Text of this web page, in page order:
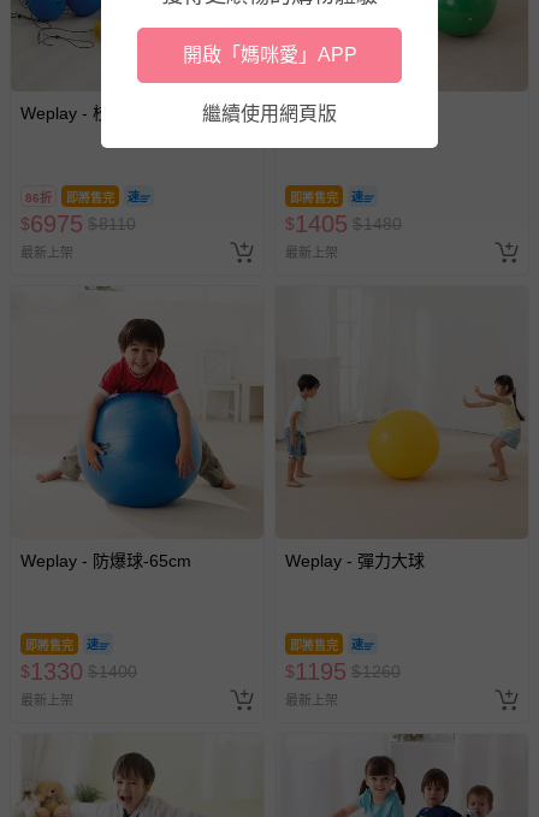
Weplay - 校園綜合球組
86折 即將售完
$6975 $8110
最新上架
Weplay - 圓柱球
即將售完
$1405 $1480
最新上架
Weplay - 防爆球-65cm
即將售完
$1330 $1400
最新上架
Weplay - 彈力大球
即將售完
$1195 $1260
最新上架
開啟「媽咪愛」APP
繼續使用網頁版